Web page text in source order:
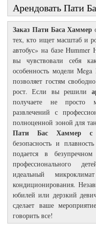
Арендовать Пати
Заказ Пати Баса Хаммер
тех, кто ищет масштаб и
автобус» на базе Hummer
вы чувствовали себя
особенность модели
позволяет гостям
рост. Если вы решили
получаете не просто
развлечений с
полноценной зоной для
Пати Бас Хаммер с
безопасность и
подается в
профессионального
идеальный
кондиционирования.
юбилей или дерзкий
сделает ваше
говорить все!